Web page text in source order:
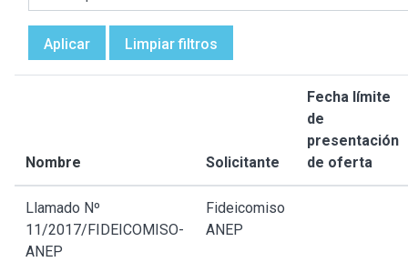
Aplicar Limpiar filtros
Nombre Solicitante
Fecha límite
de
presentación
de oferta
Llamado Nº
11/2017/FIDEICOMISO-
ANEP
Fideicomiso
ANEP